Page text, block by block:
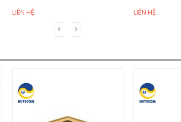
LIÊN HỆ
LIÊN HỆ